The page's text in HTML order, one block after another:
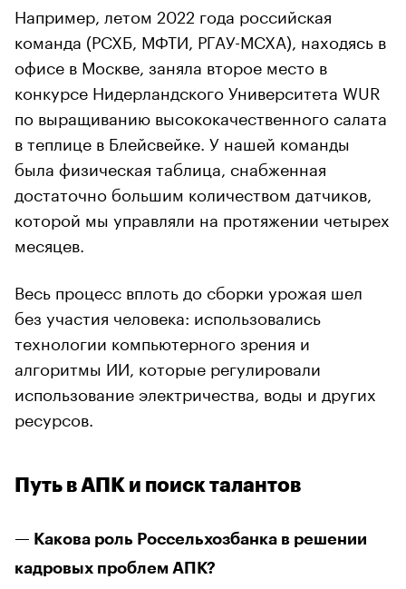
Например, летом 2022 года российская
команда (РСХБ, МФТИ, РГАУ-МСХА), находясь в
офисе в Москве, заняла второе место в
конкурсе Нидерландского Университета WUR
по выращиванию высококачественного салата
в теплице в Блейсвейке. У нашей команды
была физическая таблица, снабженная
достаточно большим количеством датчиков,
которой мы управляли на протяжении четырех
месяцев.
Весь процесс вплоть до сборки урожая шел
без участия человека: использовались
технологии компьютерного зрения и
алгоритмы ИИ, которые регулировали
использование электричества, воды и других
ресурсов.
Путь в АПК и поиск талантов
— Какова роль Россельхозбанка в решении
кадровых проблем АПК?